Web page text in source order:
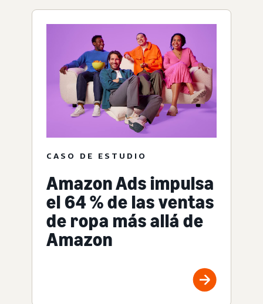
CASO DE ESTUDIO
Amazon Ads impulsa
el 64 % de las ventas
de ropa más allá de
Amazon